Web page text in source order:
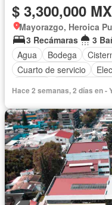
$ 3,300,000
Mayorazgo, Heroica
3 Recámaras
3
Agua
Bodega
Cuarto de servicio
Hace 2 semanas, 2 días en